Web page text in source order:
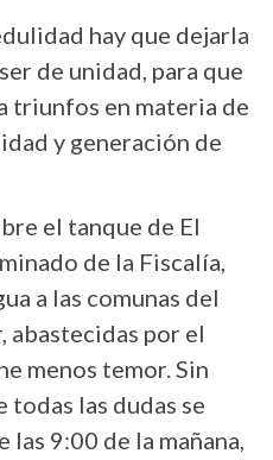
hay que dejarla
de unidad, para que
triunfos en materia de
y generación de
el tanque de El
de la Fiscalía,
a las comunas del
abastecidas por el
menos temor. Sin
todas las dudas se
9:00 de la mañana,